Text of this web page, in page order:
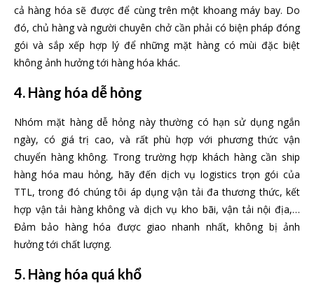
cả hàng hóa sẽ được để cùng trên một khoang máy bay. Do
đó, chủ hàng và người chuyên chở cần phải có biện pháp đóng
gói và sắp xếp hợp lý để những mặt hàng có mùi đặc biệt
không ảnh hưởng tới hàng hóa khác.
4. Hàng hóa dễ hỏng
Nhóm mặt hàng dễ hỏng này thường có hạn sử dụng ngắn
ngày, có giá trị cao, và rất phù hợp với phương thức vận
chuyển hàng không. Trong trường hợp khách hàng cần ship
hàng hóa mau hỏng, hãy đến dịch vụ logistics trọn gói của
TTL, trong đó chúng tôi áp dụng vận tải đa thương thức, kết
hợp vận tải hàng không và dịch vụ kho bãi, vận tải nội địa,…
Đảm bảo hàng hóa được giao nhanh nhất, không bị ảnh
hưởng tới chất lượng.
5. Hàng hóa quá khổ